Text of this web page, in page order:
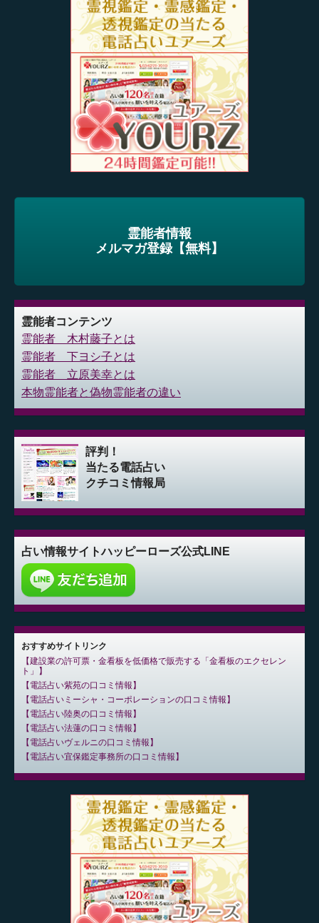
霊能者情報
メルマガ登録【無料】
霊能者コンテンツ
霊能者 木村藤子とは
霊能者 下ヨシ子とは
霊能者 立原美幸とは
本物霊能者と偽物霊能者の違い
評判！
当たる電話占い
クチコミ情報局
占い情報サイトハッピーローズ公式LINE
おすすめサイトリンク
建設業の許可票・金看板を低価格で販売する「金看板のエクセレン
ト」
電話占い紫苑の口コミ情報
電話占いミーシャ・コーポレーションの口コミ情報
電話占い陸奥の口コミ情報
電話占い法蓮の口コミ情報
電話占いヴェルニの口コミ情報
電話占い宜保鑑定事務所の口コミ情報